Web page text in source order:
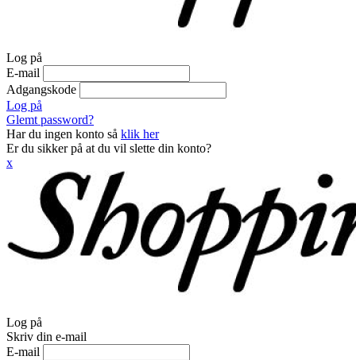
Log på
E-mail
Adgangskode
Log på
Glemt password?
Har du ingen konto så klik her
Er du sikker på at du vil slette din konto?
x
Log på
Skriv din e-mail
E-mail